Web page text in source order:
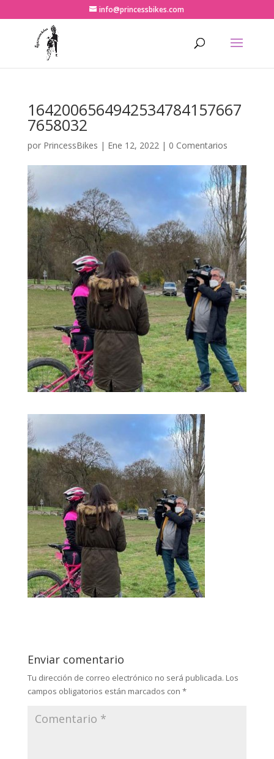
info@princessbikes.com
1642006564942534784157667
7658032
por PrincessBikes | Ene 12, 2022| 0 Comentarios
Enviar comentario
Tu dirección de correo electrónico no será publicada. Los
campos obligatorios están marcados con *